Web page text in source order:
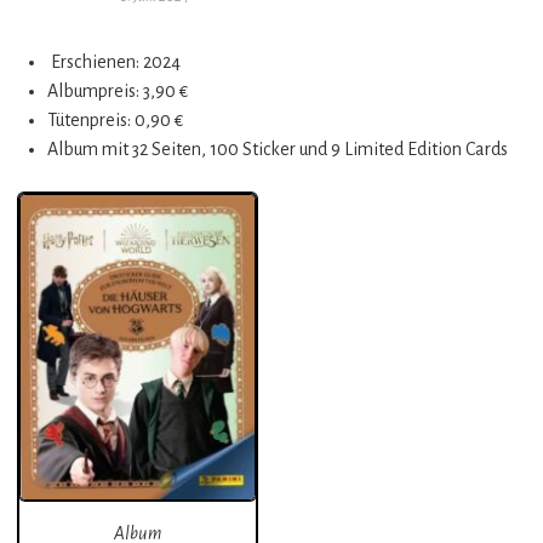
Erschienen: 2024
Albumpreis: 3,90 €
Tütenpreis: 0,90 €
Album mit 32 Seiten, 100 Sticker und 9 Limited Edition Cards
Album